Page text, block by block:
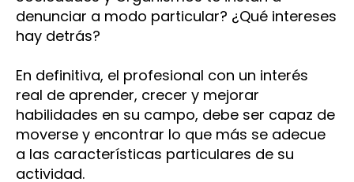
denunciar a modo particular? ¿Qué intereses
hay detrás?
En definitiva, el profesional con un interés
real de aprender, crecer y mejorar
habilidades en su campo, debe ser capaz de
moverse y encontrar lo que más se adecue
a las características particulares de su
actividad.